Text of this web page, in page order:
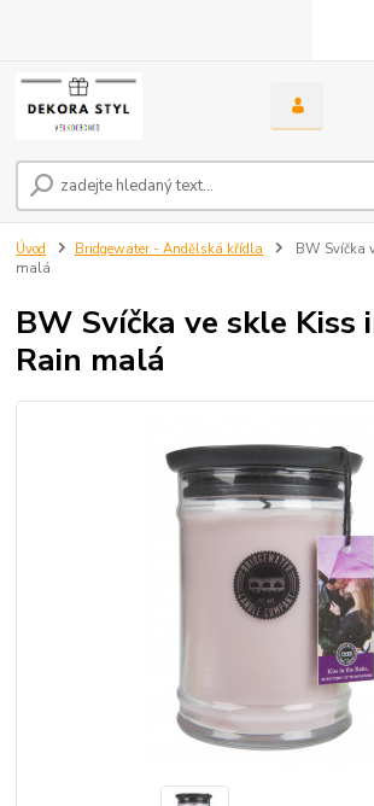
Úvod Bridgewater - Andělská křídla
BW Svíčka
malá
BW Svíčka ve skle Kiss
Rain malá